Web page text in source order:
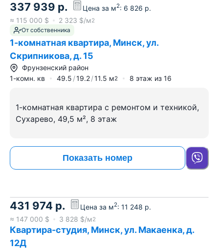
337 939 р. Цена за м2: 6 826 р.
≈ 115 000 $ 2 323 $/м2
От собственника
1-комнатная квартира, Минск, ул.
Скрипникова, д. 15
Фрунзенский район
1-комн. кв
49.5 19.2 11.5 м2 8 этаж из 16
1-комнатная квартира с ремонтом и техникой,
Сухарево, 49,5 м², 8 этаж
Показать номер
431 974 р. Цена за м2: 11 248 р.
≈ 147 000 $ 3 828 $/м2
Квартира-студия, Минск, ул. Макаенка, д.
12Д